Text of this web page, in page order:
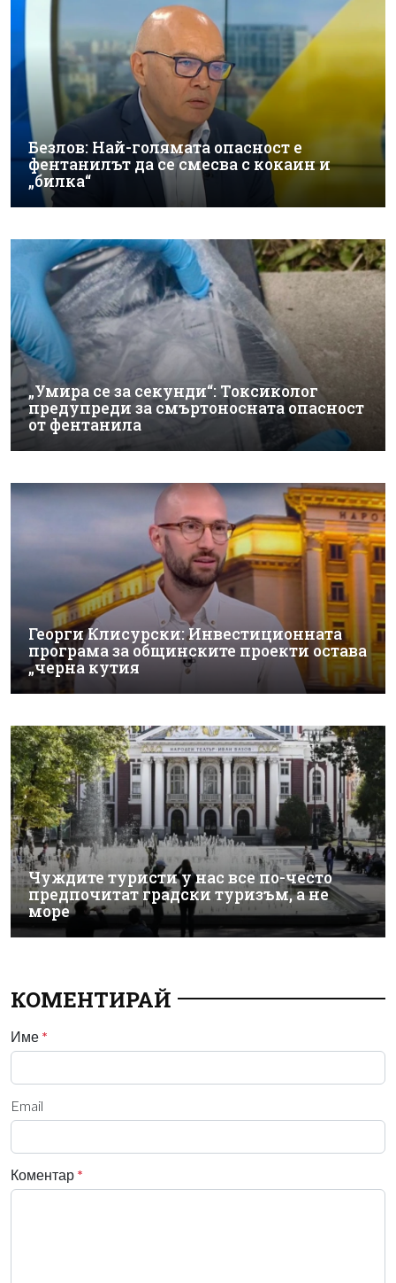
Безлов: Най-голямата опасност е
фентанилът да се смесва с кокаин и
„билка“
„Умира се за секунди“: Токсиколог
предупреди за смъртоносната опасност
от фентанила
Георги Клисурски: Инвестиционната
програма за общинските проекти остава
„черна кутия
Чуждите туристи у нас все по-често
предпочитат градски туризъм, а не
море
КОМЕНТИРАЙ
Име *
Email
Коментар *